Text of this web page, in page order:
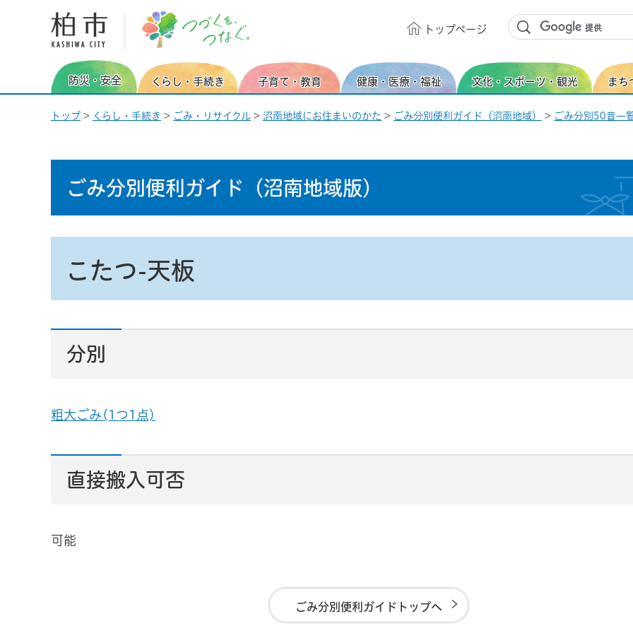
柏市 つづくを、つなぐ。
トップページ
防災・安全 くらし・手続き 子育て・教育 健康・医療・福祉 文化・スポーツ・観光 まち
トップ > くらし・手続き > ごみ・リサイクル > 沼南地域にお住まいのかた > ごみ分別便利ガイド（沼南地域） > ごみ分別50音一
ごみ分別便利ガイド （沼南地域版）
こたつ-天板
分別
粗大ごみ(1つ1点)
直接搬入可否
可能
ごみ分別便利ガイドトップへ